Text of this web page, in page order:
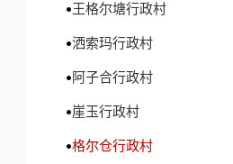
王格尔塘行政村
洒索玛行政村
阿子合行政村
崖玉行政村
格尔仓行政村